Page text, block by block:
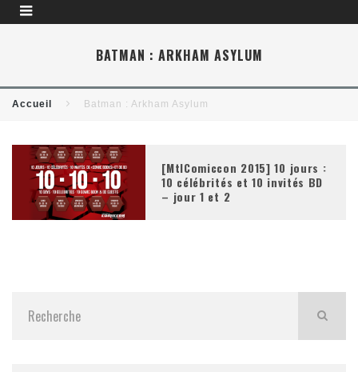
BATMAN : ARKHAM ASYLUM
Accueil Batman : Arkham Asylum
[MtlComiccon 2015] 10 jours :
10 célébrités et 10 invités BD
– jour 1 et 2